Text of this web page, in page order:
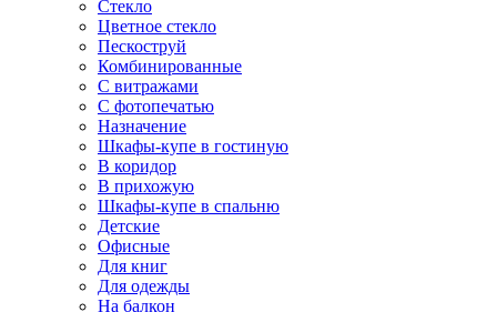
Стекло
Цветное стекло
Пескоструй
Комбинированные
С витражами
С фотопечатью
Назначение
Шкафы-купе в гостиную
В коридор
В прихожую
Шкафы-купе в спальню
Детские
Офисные
Для книг
Для одежды
На балкон